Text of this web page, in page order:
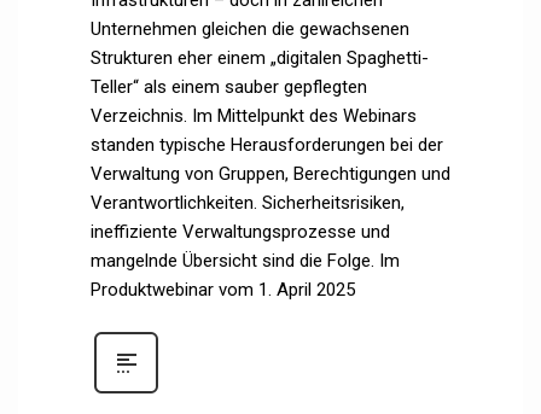
Unternehmen gleichen die gewachsenen
Strukturen eher einem „digitalen Spaghetti-
Teller“ als einem sauber gepflegten
Verzeichnis. Im Mittelpunkt des Webinars
standen typische Herausforderungen bei der
Verwaltung von Gruppen, Berechtigungen und
Verantwortlichkeiten. Sicherheitsrisiken,
ineffiziente Verwaltungsprozesse und
mangelnde Übersicht sind die Folge. Im
Produktwebinar vom 1. April 2025